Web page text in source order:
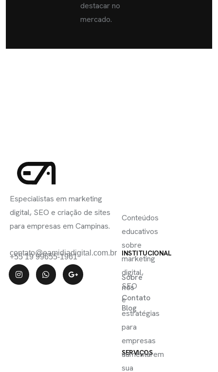
destacar no
mercado.
Especialistas em marketing
digital, SEO e criação de sites
para empresas em Campinas.
contato@eamidiadigital.com.br
+55 19 99655-1961 INSTITUCIONAL
Sobre
nós
Contato
Blog
SERVIÇOS
Conteúdos
educativos
sobre
marketing
digital,
SEO
e
estratégias
para
empresas
aumentarem
sua